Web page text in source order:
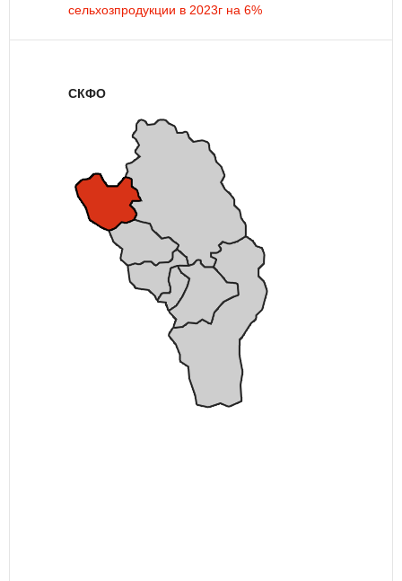
сельхозпродукции в 2023г на 6%
СКФО